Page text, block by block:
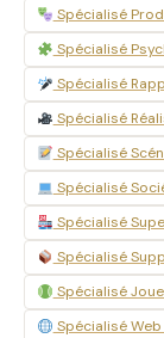
Spécialisé
Spécialisé
Spécialisé
Spécialisé
Spécialisé
Spécialisé
Spécialisé
Spécialisé
Spécialisé
Spécialisé